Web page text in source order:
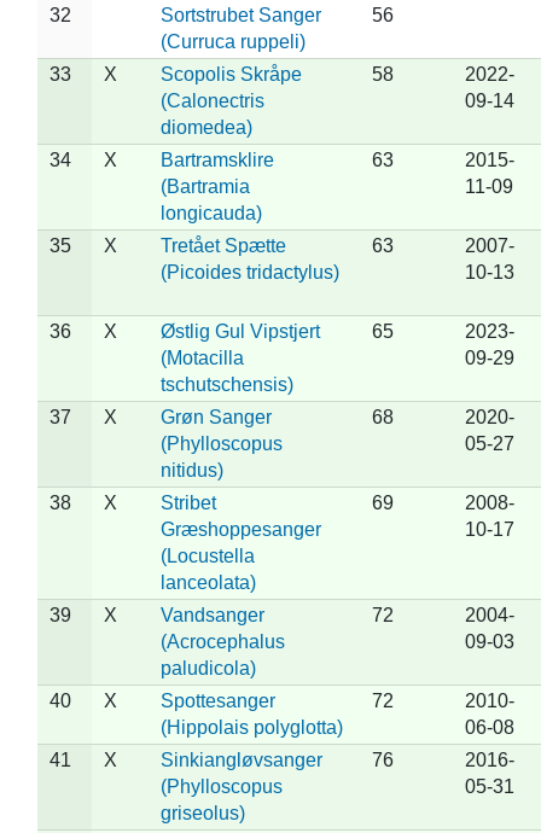
32
Sortstrubet Sanger
(Curruca ruppeli)
56
33 X
Scopolis Skråpe
(Calonectris
diomedea)
58
2022-
09-14
34 X
Bartramsklire
(Bartramia
longicauda)
63
2015-
11-09
35 X
Tretået Spætte
(Picoides tridactylus)
63
2007-
10-13
36 X
Østlig Gul Vipstjert
(Motacilla
tschutschensis)
65
2023-
09-29
37 X
Grøn Sanger
(Phylloscopus
nitidus)
68
2020-
05-27
38 X
Stribet
Græshoppesanger
(Locustella
lanceolata)
69
2008-
10-17
39 X
Vandsanger
(Acrocephalus
paludicola)
72
2004-
09-03
40 X
Spottesanger
(Hippolais polyglotta)
72
2010-
06-08
41
X
Sinkiangløvsanger
(Phylloscopus
griseolus)
76
2016-
05-31